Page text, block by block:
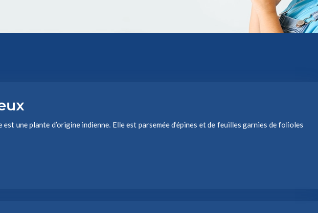
une plante d’origine indienne. Elle est parsemée d’épines et de feuilles garnies de folioles